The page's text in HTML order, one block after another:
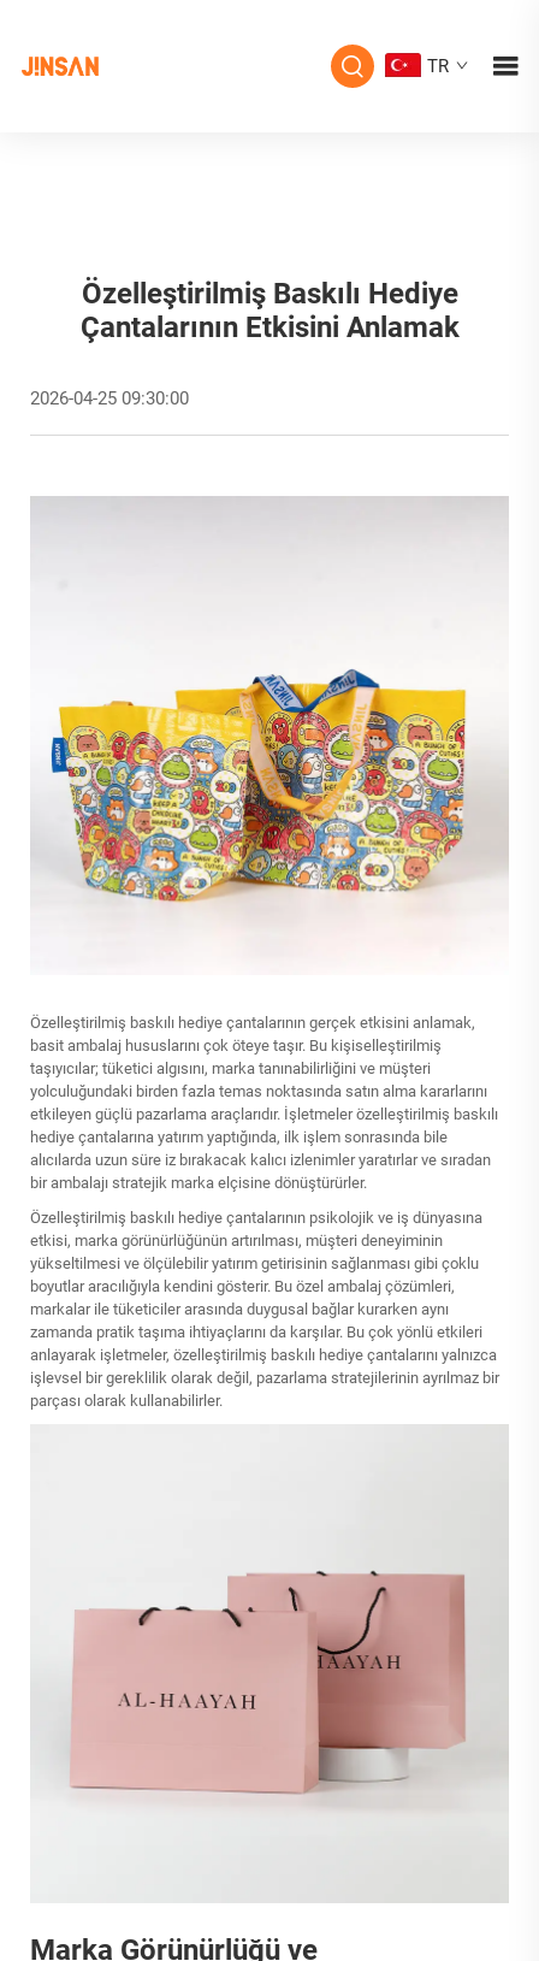
TR
Özelleştirilmiş Baskılı Hediye
Çantalarının Etkisini Anlamak
2026-04-25 09:30:00
Özelleştirilmiş baskılı hediye çantalarının gerçek etkisini anlamak,
basit ambalaj hususlarını çok öteye taşır. Bu kişiselleştirilmiş
taşıyıcılar; tüketici algısını, marka tanınabilirliğini ve müşteri
yolculuğundaki birden fazla temas noktasında satın alma kararlarını
etkileyen güçlü pazarlama araçlarıdır. İşletmeler özelleştirilmiş baskılı
hediye çantalarına yatırım yaptığında, ilk işlem sonrasında bile
alıcılarda uzun süre iz bırakacak kalıcı izlenimler yaratırlar ve sıradan
bir ambalajı stratejik marka elçisine dönüştürürler.
Özelleştirilmiş baskılı hediye çantalarının psikolojik ve iş dünyasına
etkisi, marka görünürlüğünün artırılması, müşteri deneyiminin
yükseltilmesi ve ölçülebilir yatırım getirisinin sağlanması gibi çoklu
boyutlar aracılığıyla kendini gösterir. Bu özel ambalaj çözümleri,
markalar ile tüketiciler arasında duygusal bağlar kurarken aynı
zamanda pratik taşıma ihtiyaçlarını da karşılar. Bu çok yönlü etkileri
anlayarak işletmeler, özelleştirilmiş baskılı hediye çantalarını yalnızca
işlevsel bir gereklilik olarak değil, pazarlama stratejilerinin ayrılmaz bir
parçası olarak kullanabilirler.
Marka Görünürlüğü ve